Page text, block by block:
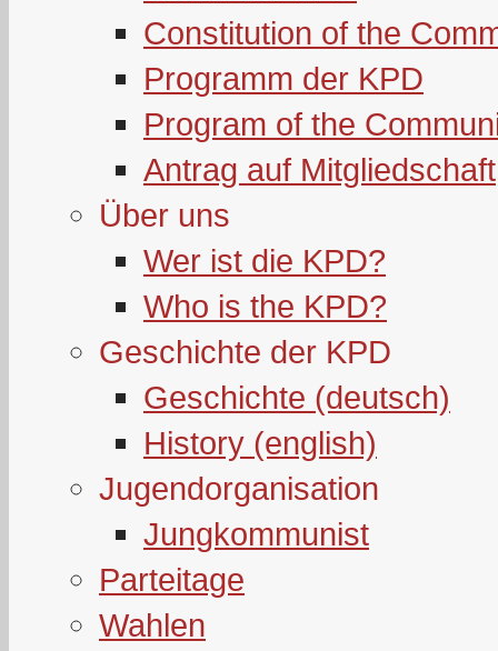
Constitution of the
Programm der KPD
Program of the
Antrag auf Mitgliedschaft
Über uns
Wer ist die KPD?
Who is the KPD?
Geschichte der KPD
Geschichte (deutsch)
History (english)
Jugendorganisation
Jungkommunist
Parteitage
Wahlen